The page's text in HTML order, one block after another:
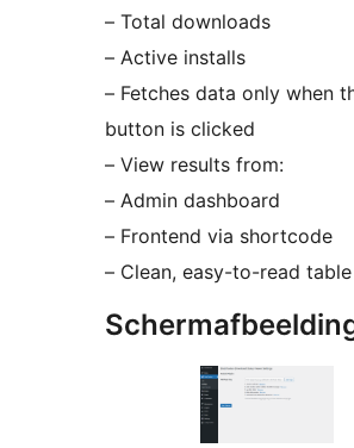
– Total downloads
– Active installs
– Fetches data only when
button is clicked
– View results from:
– Admin dashboard
– Frontend via shortcode
– Clean, easy-to-read